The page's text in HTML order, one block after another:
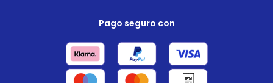
Pago seguro con